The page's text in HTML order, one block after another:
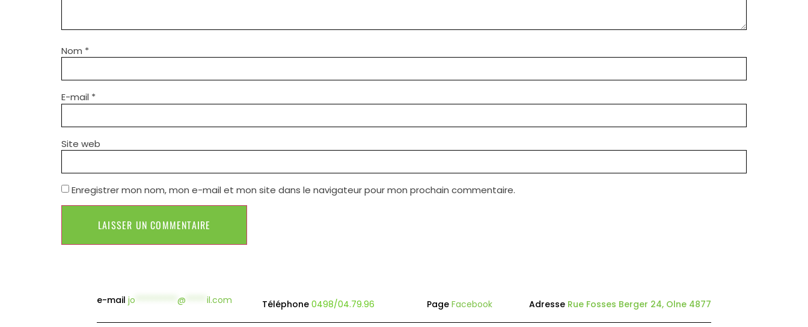
Nom *
E-mail *
Site web
Enregistrer mon nom, mon e-mail et mon site dans le navigateur pour mon prochain commentaire.
e-mailjo **********@ *****il.com Téléphone0498/04.79.96 Page Facebook Adresse Rue Fosses Berger 24, Olne 4877